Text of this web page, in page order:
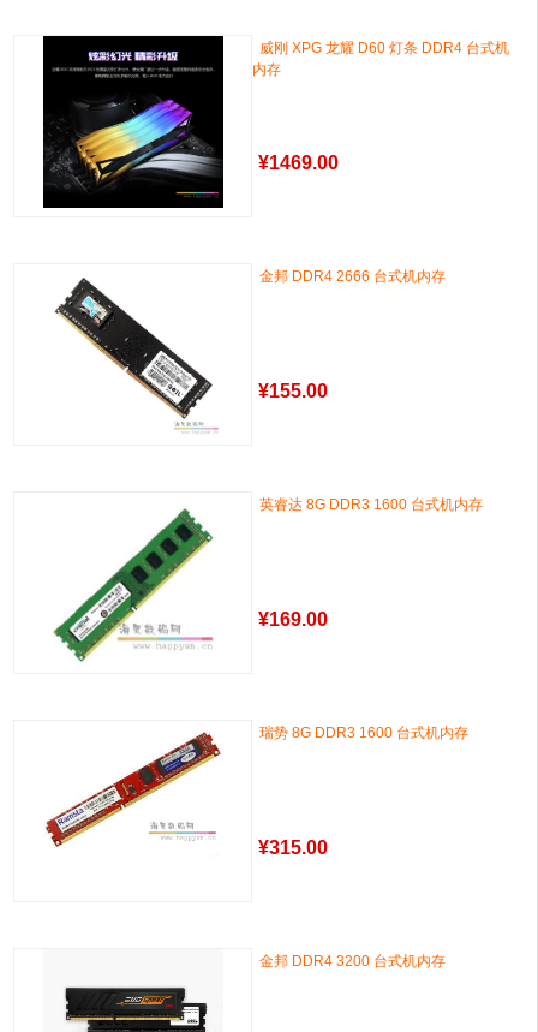
威刚 XPG 龙耀 D60 灯条 DDR4 台式机
内存
¥1469.00
金邦 DDR4 2666 台式机内存
¥155.00
英睿达 8G DDR3 1600 台式机内存
¥169.00
瑞势 8G DDR3 1600 台式机内存
¥315.00
金邦 DDR4 3200 台式机内存